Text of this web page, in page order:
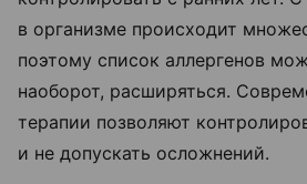
в организме происходит
поэтому список аллергенов
наоборот, расширяться.
терапии позволяют
и не допускать осложнений.